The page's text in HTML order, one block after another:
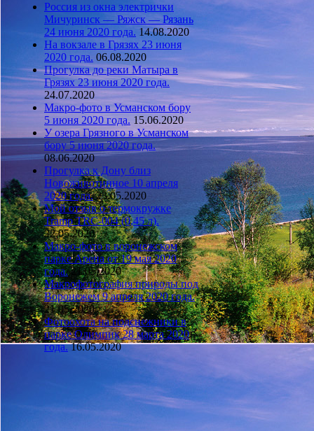
Россия из окна электрички
Мичуринск — Ряжск — Рязань
24 июня 2020 года. 14.08.2020
На вокзале в Грязях 23 июня
2020 года. 06.08.2020
Прогулка до реки Матыра в
Грязях 23 июня 2020 года.
24.07.2020
Макро-фото в Усманском бору
5 июня 2020 года. 15.06.2020
У озера Грязного в Усманском
бору 5 июня 2020 года.
08.06.2020
Прогулка к Дону близ
Новоживотинное 10 апреля
2020 года. 23.05.2020
Мой отзыв о термокружке
Tramp TRC-004 (0,45 л).
22.05.2020
Макро-фото в воронежском
парке Арена от 19 мая 2020
года. 21.05.2020
Макрофотография природы под
Воронежем 9 апреля 2020 года.
21.05.2020
Фотоохота на подснежники в
парке Олимпик 28 марта 2020
года. 16.05.2020